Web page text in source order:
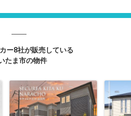
ー8社が販売している
たま市の物件